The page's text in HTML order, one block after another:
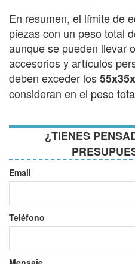
En resumen, el límite de
piezas con un peso total
aunque se pueden llevar
accesorios y artículos
deben exceder los
consideran en el peso
¿TIENES
Email
Teléfono